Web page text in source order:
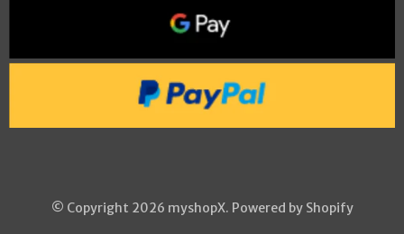
© Copyright 2026 myshopX. Powered by Shopify